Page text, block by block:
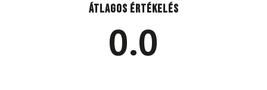
Átlagos értékelés
0.0